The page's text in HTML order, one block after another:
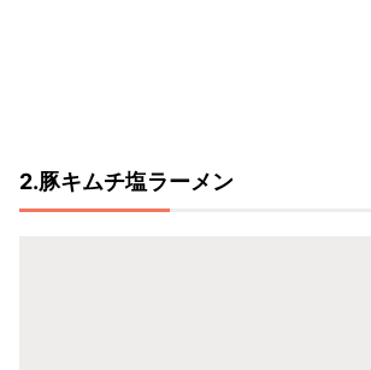
2.豚キムチ塩ラーメン